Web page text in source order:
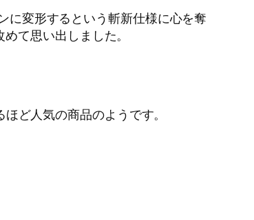
に変形するという斬新仕様に心を奪
て思い出しました。
ど人気の商品のようです。